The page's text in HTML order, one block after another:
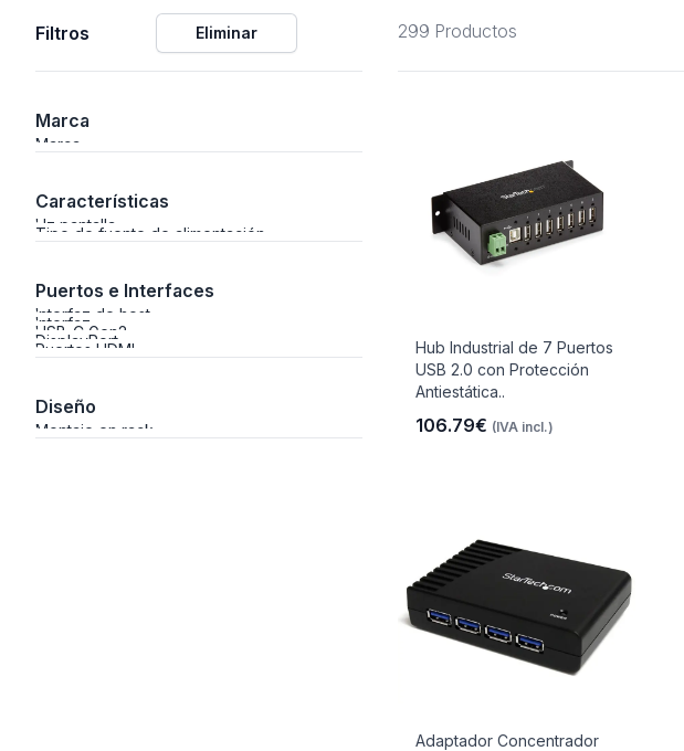
Filtros Eliminar
Marca
Marca
Características
Hz pantalla
Tipo de fuente de alimentación
Puertos e Interfaces
Interfaz de host
Interfaz
USB-C Gen2
DisplayPort
Puertos HDMI
Diseño
Montaje en rack
299 Productos
Hub Industrial de 7 Puertos
USB 2.0 con Protección
Antiestática..
106.79€ (IVA incl.)
Adaptador Concentrador